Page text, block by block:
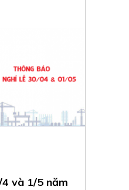
và 1/5 năm